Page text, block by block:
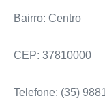
Bairro: Centro
CEP: 37810000
Telefone: (35)